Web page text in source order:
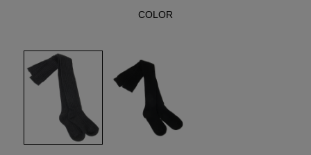
COLOR